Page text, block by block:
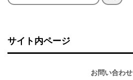
サイト内ページ
お問い合わせ